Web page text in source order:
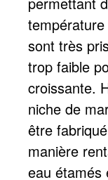
sont très
trop faible
croissante.
niche de
être
manière
eau étamés